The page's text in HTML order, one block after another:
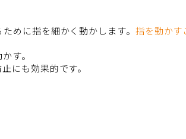
めに指を細かく動かします。 指を動かす
す。
にも効果的です。